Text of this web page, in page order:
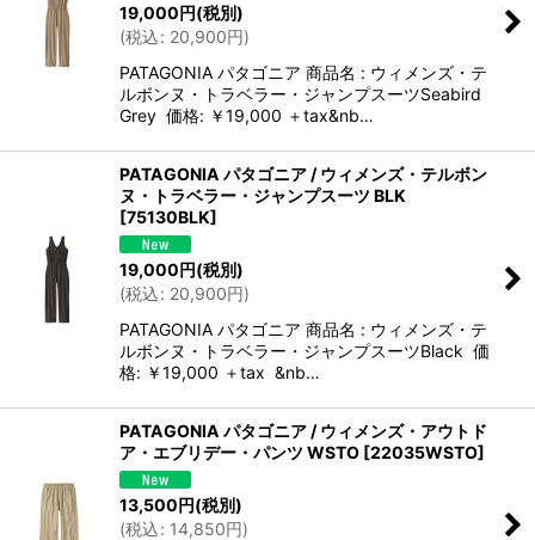
19,000円(税別)
(税込: 20,900円)
PATAGONIA パタゴニア 商品名 : ウィメンズ・テ
ルボンヌ・トラベラー・ジャンプスーツSeabird
Grey 価格: ￥19,000 ＋tax&nb…
PATAGONIA パタゴニア / ウィメンズ・テルボン
ヌ・トラベラー・ジャンプスーツ BLK
[75130BLK]
19,000円(税別)
(税込: 20,900円)
PATAGONIA パタゴニア 商品名 : ウィメンズ・テ
ルボンヌ・トラベラー・ジャンプスーツBlack 価
格: ￥19,000 ＋tax &nb…
PATAGONIA パタゴニア / ウィメンズ・アウトド
ア・エブリデー・パンツ WSTO [22035WSTO]
13,500円(税別)
(税込: 14,850円)